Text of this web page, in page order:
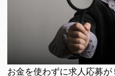
お金を使わずに求人応募が